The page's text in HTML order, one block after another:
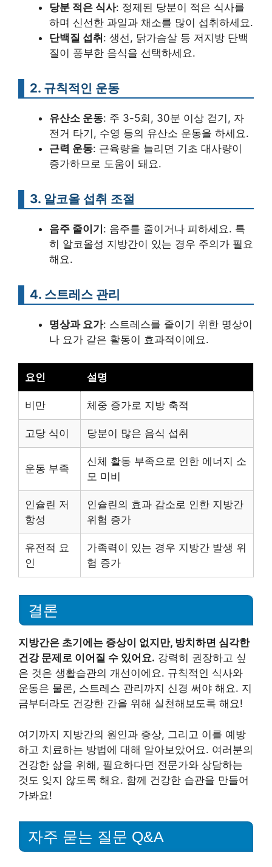
당분 적은 식사: 정제된 당분이 적은 식사를
하며 신선한 과일과 채소를 많이 섭취하세요.
단백질 섭취 : 생선, 닭가슴살 등 저지방 단백
질이 풍부한 음식을 선택하세요.
2. 규칙적인 운동
유산소 운동: 주 3-5회, 30분 이상 걷기, 자
전거 타기, 수영 등의 유산소 운동을 하세요.
근력 운동: 근육량을 늘리면 기초 대사량이
증가하므로 도움이 돼요.
3. 알코올 섭취 조절
음주 줄이기 : 음주를 줄이거나 피하세요. 특
히 알코올성 지방간이 있는 경우 주의가 필요
해요.
4. 스트레스 관리
명상과 요가: 스트레스를 줄이기 위한 명상이
나 요가 같은 활동이 효과적이에요.
요인 설명
비만 체중 증가로 지방 축적
고당 식이 당분이 많은 음식 섭취
운동 부족
신체 활동 부족으로 인한 에너지 소
모 미비
인슐린 저
항성
인슐린의 효과 감소로 인한 지방간
위험 증가
유전적 요
인
가족력이 있는 경우 지방간 발생 위
험 증가
결론
지방간은 초기에는 증상이 없지만, 방치하면 심각한
건강 문제로 이어질 수 있어요. 강력히 권장하고 싶
은 것은 생활습관의 개선이에요. 규칙적인 식사와
운동은 물론, 스트레스 관리까지 신경 써야 해요. 지
금부터라도 건강한 간을 위해 실천해보도록 해요!
여기까지 지방간의 원인과 증상, 그리고 이를 예방
하고 치료하는 방법에 대해 알아보았어요. 여러분의
건강한 삶을 위해, 필요하다면 전문가와 상담하는
것도 잊지 않도록 해요. 함께 건강한 습관을 만들어
가봐요!
자주 묻는 질문 Q&A